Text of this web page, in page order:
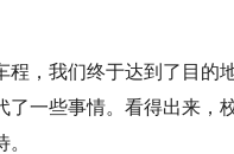
程，我们终于达到了目的
了一些事情。看得出来，